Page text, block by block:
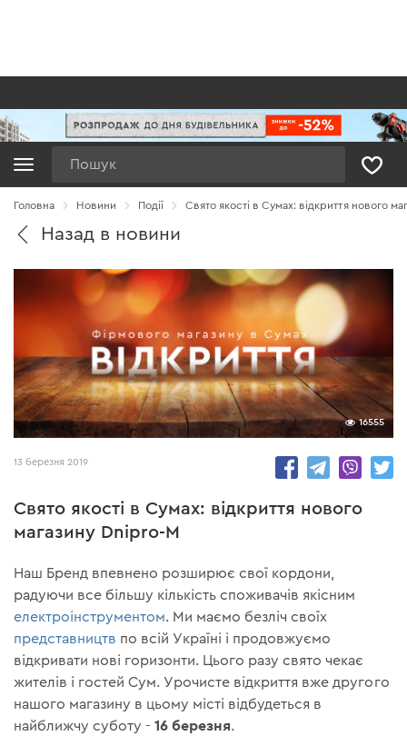
Головна Новини Події Свято якості в Сумах: відкриття нового
Назад в новини
16555
13 березня 2019
Свято якості в Сумах: відкриття нового
магазину Dnipro-M
Наш Бренд впевнено розширює свої кордони,
радуючи все більшу кількість споживачів якісним
електроінструментом. Ми маємо безліч своїх
представництв по всій Україні і продовжуємо
відкривати нові горизонти. Цього разу свято чекає
жителів і гостей Сум. Урочисте відкриття вже другого
нашого магазину в цьому місті відбудеться в
найближчу суботу -16 березня.